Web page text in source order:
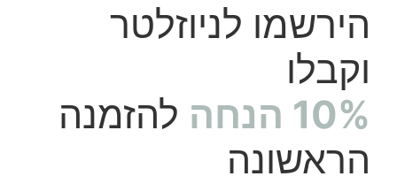
הירשמו לניוזלטר
וקבלו
10% הנחה
להזמנה
הראשונה